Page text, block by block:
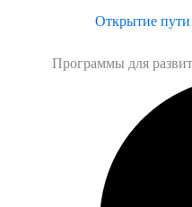
Открытие
Программы для